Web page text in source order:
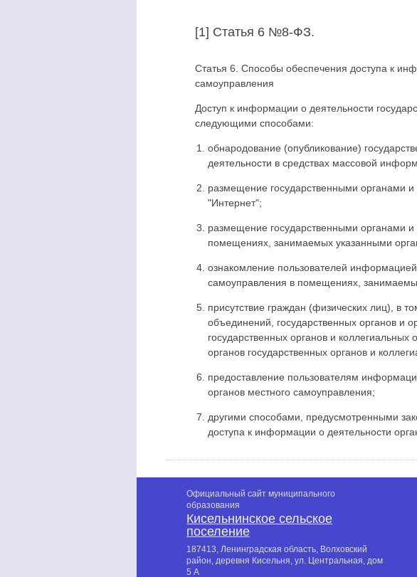
[1] Статья 6 №8-ФЗ.
Статья 6. Способы обеспечения доступа к
самоуправления
Доступ к информации о деятельности
следующими способами:
обнародование (опубликование)
деятельности в средствах массовой
размещение государственными органами
"Интернет";
размещение государственными органами
помещениях, занимаемых указанными
ознакомление пользователей
самоуправления в помещениях,
присутствие граждан (физических лиц), в
объединений, государственных органов и
государственных органов и
органов государственных органов и
предоставление пользователям
органов местного самоуправления;
другими способами, предусмотренными
доступа к информации о деятельности
Официальный сайт муниципального
образования
Кисельнинское сельское
поселение
187413, Ленинградская область, Волховский
район, деревня Кисельня, ул. Центральная, дом
5 А